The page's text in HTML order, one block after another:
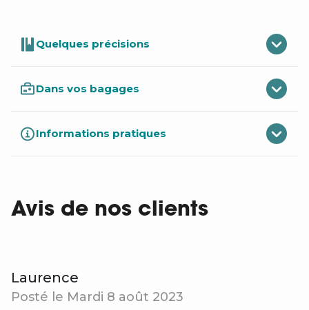
Quelques précisions
Dans vos bagages
Informations pratiques
Avis de nos clients
Laurence
Posté le Mardi 8 août 2023